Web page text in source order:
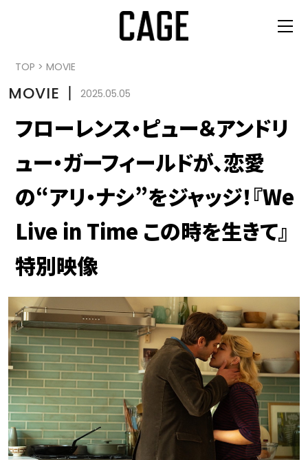
TOP > MOVIE
MOVIE 丨 2025.05.05
フローレンス・ピュー＆アンドリ
ュー・ガーフィールドが、恋愛
の“アリ・ナシ”をジャッジ！『We
Live in Time この時を生きて』
特別映像